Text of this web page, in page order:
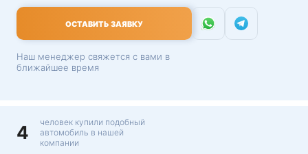
ОСТАВИТЬ ЗАЯВКУ
Наш менеджер свяжется с вами в
ближайшее время
4
человек купили подобный
автомобиль в нашей
компании